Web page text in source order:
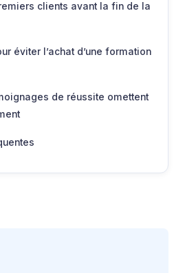
clients avant la fin de la
éviter l’achat d’une formation
de réussite omettent